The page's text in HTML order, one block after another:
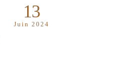
13
Juin 2024